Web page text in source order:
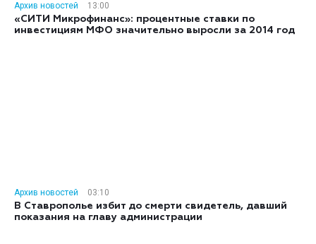
Архив новостей
13:00
«СИТИ Микрофинанс»: процентные ставки по
инвестициям МФО значительно выросли за 2014 год
Архив новостей
03:10
В Ставрополье избит до смерти свидетель, давший
показания на главу администрации